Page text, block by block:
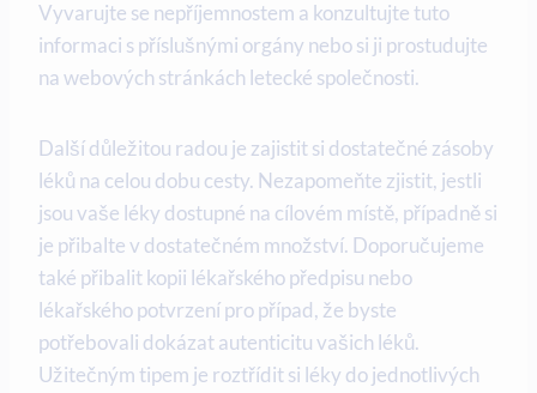
Vyvarujte se nepříjemnostem a konzultujte tuto
informaci s příslušnými orgány nebo si ji prostudujte
na webových stránkách letecké společnosti.
Další důležitou radou je zajistit si dostatečné zásoby
léků na celou dobu cesty. Nezapomeňte zjistit, jestli
jsou vaše léky dostupné na cílovém místě, případně si
je přibalte v dostatečném množství. Doporučujeme
také přibalit kopii lékařského předpisu nebo
lékařského potvrzení pro případ, že byste
potřebovali dokázat autenticitu vašich léků.
Užitečným tipem je roztřídit si léky do jednotlivých